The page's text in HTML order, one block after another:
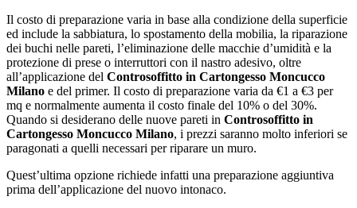
Il costo di preparazione varia in base alla condizione della superficie
ed include la sabbiatura, lo spostamento della mobilia, la riparazione
dei buchi nelle pareti, l’eliminazione delle macchie d’umidità e la
protezione di prese o interruttori con il nastro adesivo, oltre
all’applicazione del Controsoffitto in Cartongesso Moncucco
Milano e del primer. Il costo di preparazione varia da €1 a €3 per
mq e normalmente aumenta il costo finale del 10% o del 30%.
Quando si desiderano delle nuove pareti in Controsoffitto in
Cartongesso Moncucco Milano, i prezzi saranno molto inferiori se
paragonati a quelli necessari per riparare un muro.
Quest’ultima opzione richiede infatti una preparazione aggiuntiva
prima dell’applicazione del nuovo intonaco.